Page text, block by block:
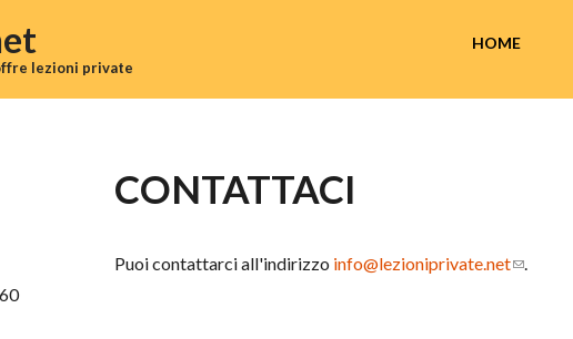
lezioni private MENU PRINCIPALE
HOME
CONTATTACI
Puoi contattarci all'indirizzo info@lezioniprivate.net .